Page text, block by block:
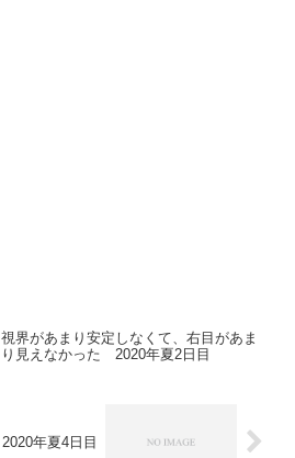
視界があまり安定しなくて、右目があま
り見えなかった 2020年夏2日目
2020年夏4日目